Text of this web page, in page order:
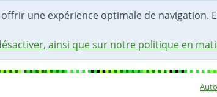
une expérience optimale de
ainsi que sur notre politique en